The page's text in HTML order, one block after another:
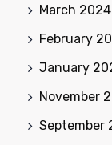
March 2024
February
January
November
September